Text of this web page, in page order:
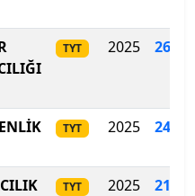
TYT 2025 260
TYT 2025 240
TYT 2025 212